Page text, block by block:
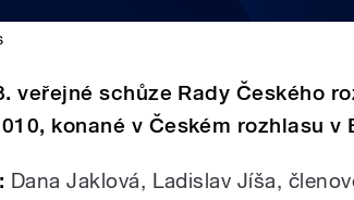
veřejné schůze Rady Českého
konané v Českém rozhlasu v
Dana Jaklová, Ladislav Jíša,